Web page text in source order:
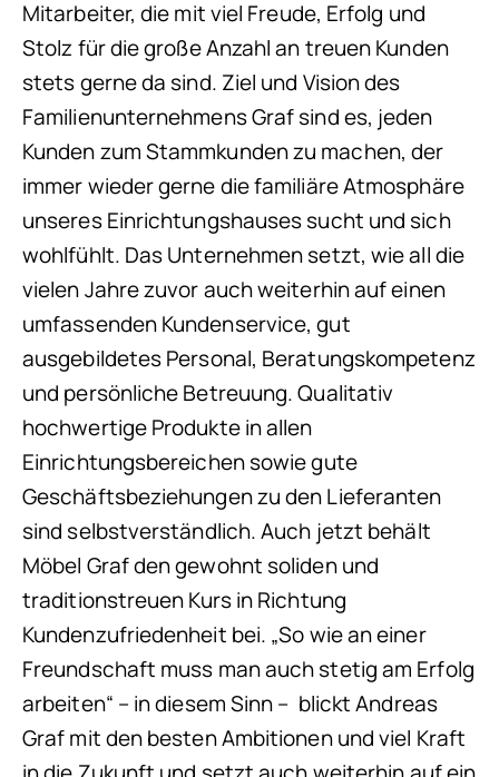
Mitarbeiter, die mit viel Freude, Erfolg und
Stolz für die große Anzahl an treuen Kunden
stets gerne da sind. Ziel und Vision des
Familienunternehmens Graf sind es, jeden
Kunden zum Stammkunden zu machen, der
immer wieder gerne die familiäre Atmosphäre
unseres Einrichtungshauses sucht und sich
wohlfühlt. Das Unternehmen setzt, wie all die
vielen Jahre zuvor auch weiterhin auf einen
umfassenden Kundenservice, gut
ausgebildetes Personal, Beratungskompetenz
und persönliche Betreuung. Qualitativ
hochwertige Produkte in allen
Einrichtungsbereichen sowie gute
Geschäftsbeziehungen zu den Lieferanten
sind selbstverständlich. Auch jetzt behält
Möbel Graf den gewohnt soliden und
traditionstreuen Kurs in Richtung
Kundenzufriedenheit bei. „So wie an einer
Freundschaft muss man auch stetig am Erfolg
arbeiten“ – in diesem Sinn – blickt Andreas
Graf mit den besten Ambitionen und viel Kraft